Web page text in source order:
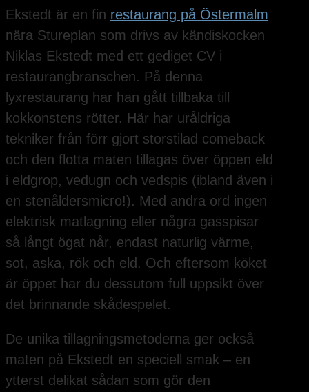
Ekstedt är en fin restaurang på Östermalm
nära Stureplan som drivs av kändiskocken
Niklas Ekstedt med ett gediget CV i
restaurangbranschen. På denna
lyxrestaurang har han gått tillbaka till
kokkonstens rötter. Här har uråldriga
tekniker från förr gjort storstilad comeback
och den flotta maten tillagas över öppen eld
i eldgrop, vedugn och vedspis (ibland även i
en stenåldersmicro!). Med andra ord ingen
elektrisk matlagning eller några gasspisar
så långt ögat når, endast naturlig värme,
sot, aska, rök och eld. Och eftersom köket
är öppet har du dessutom full uppsikt över
det brinnande skådespelet.
De unika tillagningsmetoderna ger också
maten på Ekstedt en speciell smak – en
ytterst delikat sådan som gör den